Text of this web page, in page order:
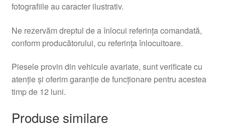
fotografiile au caracter ilustrativ.
Ne rezervăm dreptul de a înlocui referința comandată,
conform producătorului, cu referința înlocuitoare.
Piesele provin din vehicule avariate, sunt verificate cu
atenție și oferim garanție de funcționare pentru acestea
timp de 12 luni.
Produse similare